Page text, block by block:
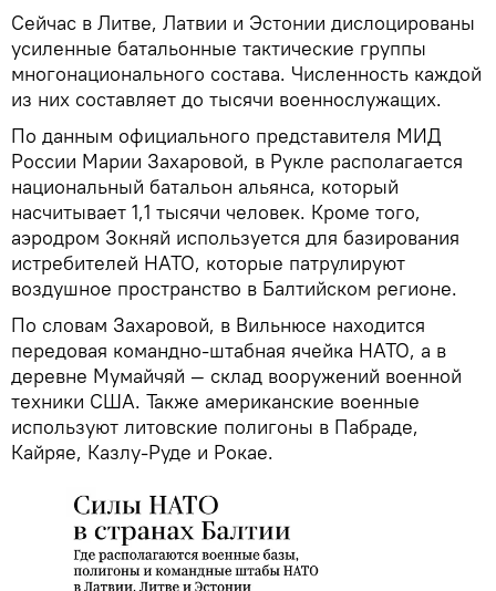
Сейчас в Литве, Латвии и Эстонии дислоцированы
усиленные батальонные тактические группы
многонационального состава. Численность каждой
из них составляет до тысячи военнослужащих.
По данным официального представителя МИД
России Марии Захаровой, в Рукле располагается
национальный батальон альянса, который
насчитывает 1,1 тысячи человек. Кроме того,
аэродром Зокняй используется для базирования
истребителей НАТО, которые патрулируют
воздушное пространство в Балтийском регионе.
По словам Захаровой, в Вильнюсе находится
передовая командно-штабная ячейка НАТО, а в
деревне Мумайчяй — склад вооружений военной
техники США. Также американские военные
используют литовские полигоны в Пабраде,
Кайряе, Казлу-Руде и Рокае.